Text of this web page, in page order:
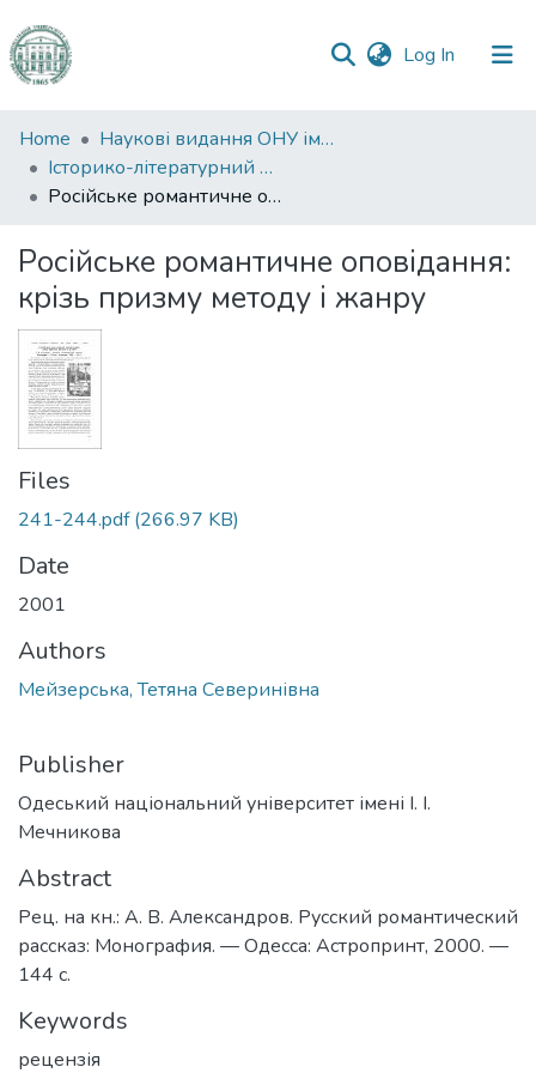
Log In (current)
Communities
&
Collections
Statistics
Home
Наукові видання ОНУ імені І. І. Мечникова
Історико-літературний журнал
Російське романтичне оповідання: крізь призму методу і жанру
Російське романтичне оповідання:
крізь призму методу і жанру
Files
241-244.pdf(266.97 KB)
Date
2001
Authors
Мейзерська, Тетяна Северинівна
Publisher
Одеський національний університет імені І. І.
Мечникова
Abstract
Рец. на кн.: А. В. Александров. Русский романтический
рассказ: Монография. — Одесса: Астропринт, 2000. —
144 с.
Keywords
рецензія